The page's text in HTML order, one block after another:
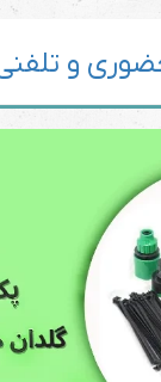
و